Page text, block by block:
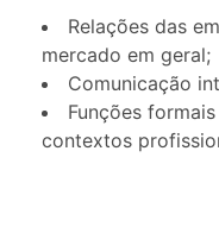
Relações das
mercado em geral;
Comunicação
Funções
contextos